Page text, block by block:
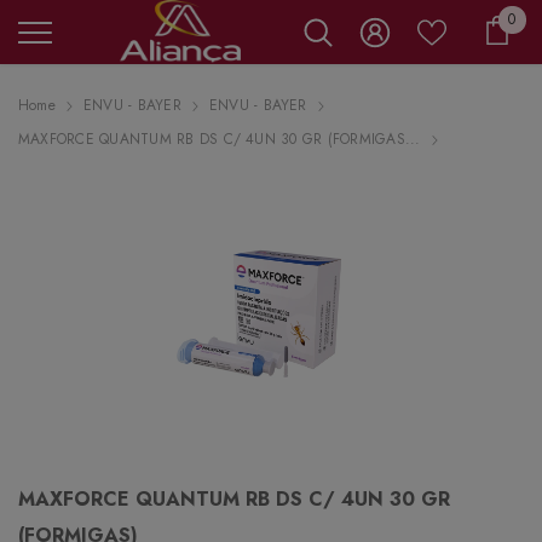
00
Home ENVU - BAYER
ENVU - BAYER
MAXFORCE QUANTUM RB DS C/ 4UN 30 GR (FORMIGAS...
MAXFORCE QUANTUM RB DS C/ 4UN 30 GR
(FORMIGAS)